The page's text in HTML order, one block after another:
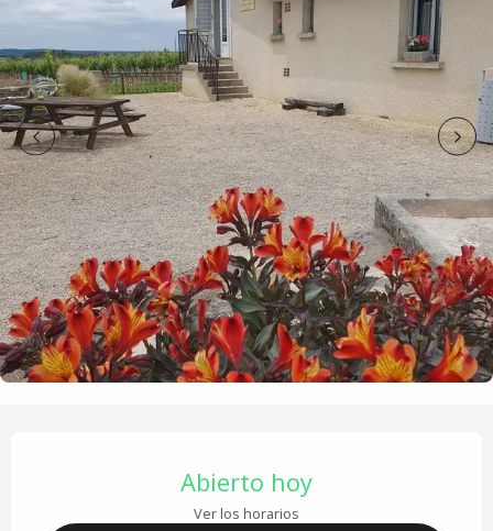
Abierto hoy
Ver los horarios